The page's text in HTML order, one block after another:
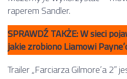
raperem Sandler.
SPRAWDŹ TAKŻE: W sieci
jakie zrobiono Liamowi
Trailer „Farciarza Gilmore’a 2”